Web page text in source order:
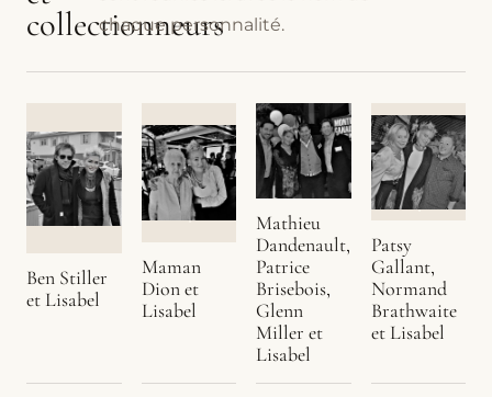
collectionneurs
chaque personnalité.
Ben Stiller
et Lisabel
Maman
Dion et
Lisabel
Mathieu
Dandenault,
Patrice
Brisebois,
Glenn
Miller et
Lisabel
Patsy
Gallant,
Normand
Brathwaite
et Lisabel